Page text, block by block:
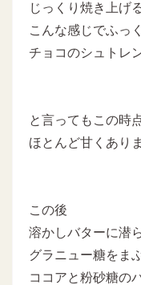
じっくり焼き上げ
こんな感じでふっ
チョコのシュトレ
と言ってもこの時
ほとんど甘くあり
この後
溶かしバターに潜
グラニュー糖をま
ココアと粉砂糖の